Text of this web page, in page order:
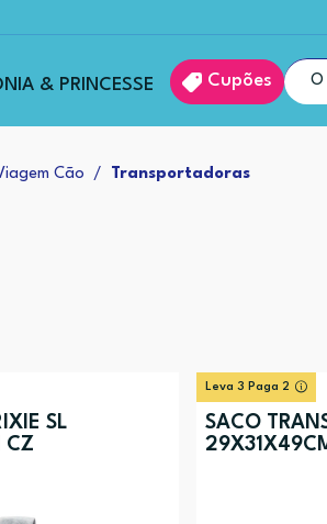
& PRINCESSE Cupões
Cão Transportadoras
SL
CZ
Leva 3 Paga 2
SACO